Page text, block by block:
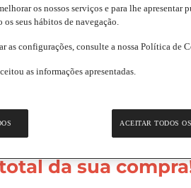
da sua
os nossos serviços e para lhe apresentar
seus hábitos de navegação.
as configurações, consulte a nossa Política de
as informações apresentadas.
ACEITAR TODOS